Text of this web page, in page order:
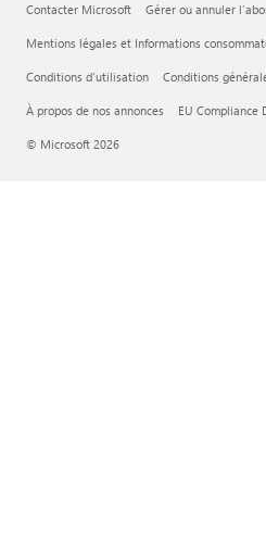
Contacter Microsoft Gérer ou annuler
Mentions légales et Informations
Conditions d'utilisation Conditions
À propos de nos annonces EU Compliance
© Microsoft 2026